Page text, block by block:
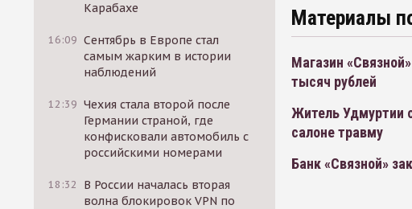
Карабахе
16:09 Сентябрь в Европе стал
самым жарким в истории
наблюдений
12:39 Чехия стала второй после
Германии страной, где
конфисковали автомобиль с
российскими номерами
18:32
В России началась вторая
волна блокировок VPN по
Материалы
Магазин
тысяч рублей
Житель Удмуртии
салоне травму
Банк «Связной»